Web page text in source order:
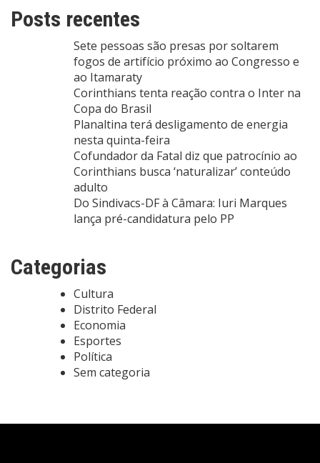
Posts recentes
Sete pessoas são presas por soltarem
fogos de artifício próximo ao Congresso e
ao Itamaraty
Corinthians tenta reação contra o Inter na
Copa do Brasil
Planaltina terá desligamento de energia
nesta quinta-feira
Cofundador da Fatal diz que patrocínio ao
Corinthians busca ‘naturalizar’ conteúdo
adulto
Do Sindivacs-DF à Câmara: Iuri Marques
lança pré-candidatura pelo PP
Categorias
Cultura
Distrito Federal
Economia
Esportes
Política
Sem categoria